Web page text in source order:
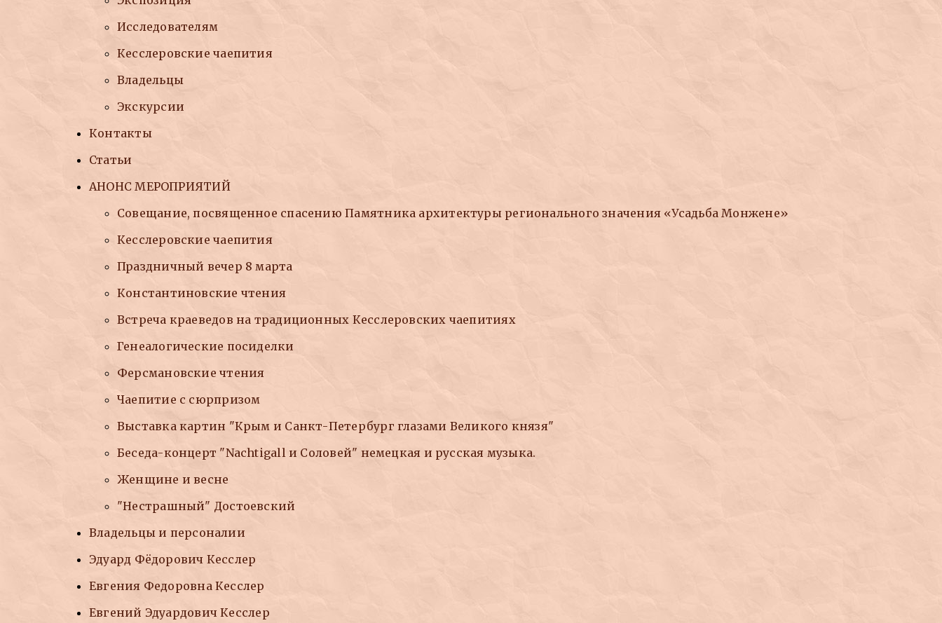
Исследователям
Кесслеровские чаепития
Владельцы
Экскурсии
Контакты
Статьи
АНОНС МЕРОПРИЯТИЙ
Совещание, посвященное спасению Памятника архитектуры регионального значения «Усадьба Монжене»
Кесслеровские чаепития
Праздничный вечер 8 марта
Константиновские чтения
Встреча краеведов на традиционных Кесслеровских чаепитиях
Генеалогические посиделки
Ферсмановские чтения
Чаепитие с сюрпризом
Выставка картин "Крым и Санкт-Петербург глазами Великого князя"
Беседа-концерт "Nachtigall и Соловей" немецкая и русская музыка.
Женщине и весне
"Нестрашный" Достоевский
Владельцы и персоналии
Эдуард Фёдорович Кесслер
Евгения Федоровна Кесслер
Евгений Эдуардович Кесслер